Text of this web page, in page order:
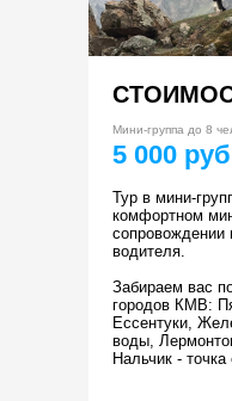
Мини-группа до 8
5 000
Тур в мини-
комфортном
сопровождении
водителя.
Забираем вас
городов КМВ:
Ессентуки,
воды,
Нальчик - точка